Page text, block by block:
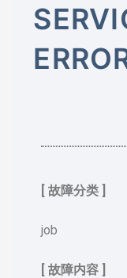
[ 故障分类 ]
job
[ 故障内容 ]